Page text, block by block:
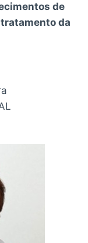
de
da